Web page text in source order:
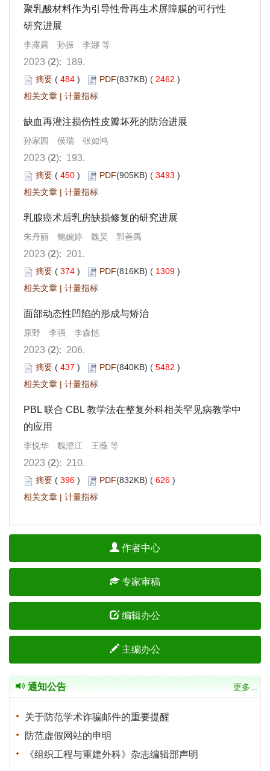
聚乳酸材料作为引导性骨再生术屏障膜的可行性
研究进展
李露露 孙振 李娜 等
2023 (2): 189.
摘要 ( 484 ) PDF(837KB) ( 2462 )
相关文章 | 计量指标
缺血再灌注损伤性皮瓣坏死的防治进展
孙家园 侯瑞 张如鸿
2023 (2): 193.
摘要 ( 450 ) PDF(905KB) ( 3493 )
相关文章 | 计量指标
乳腺癌术后乳房缺损修复的研究进展
朱丹丽 鲍婉婷 魏昊 郭善禹
2023 (2): 201.
摘要 ( 374 ) PDF(816KB) ( 1309 )
相关文章 | 计量指标
面部动态性凹陷的形成与矫治
原野 李强 李森恺
2023 (2): 206.
摘要 ( 437 ) PDF(840KB) ( 5482 )
相关文章 | 计量指标
PBL 联合 CBL 教学法在整复外科相关罕见病教学中
的应用
李悦华 魏澄江 王薇 等
2023 (2): 210.
摘要 ( 396 ) PDF(832KB) ( 626 )
相关文章 | 计量指标
作者中心
专家审稿
编辑办公
主编办公
通知公告 更多...
关于防范学术诈骗邮件的重要提醒
防范虚假网站的申明
《组织工程与重建外科》杂志编辑部声明